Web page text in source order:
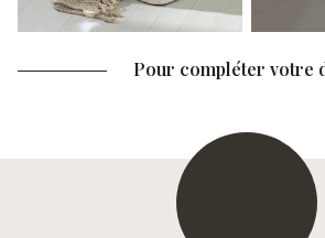
Pour compléter votre